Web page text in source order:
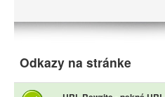
Odkazy na stránke